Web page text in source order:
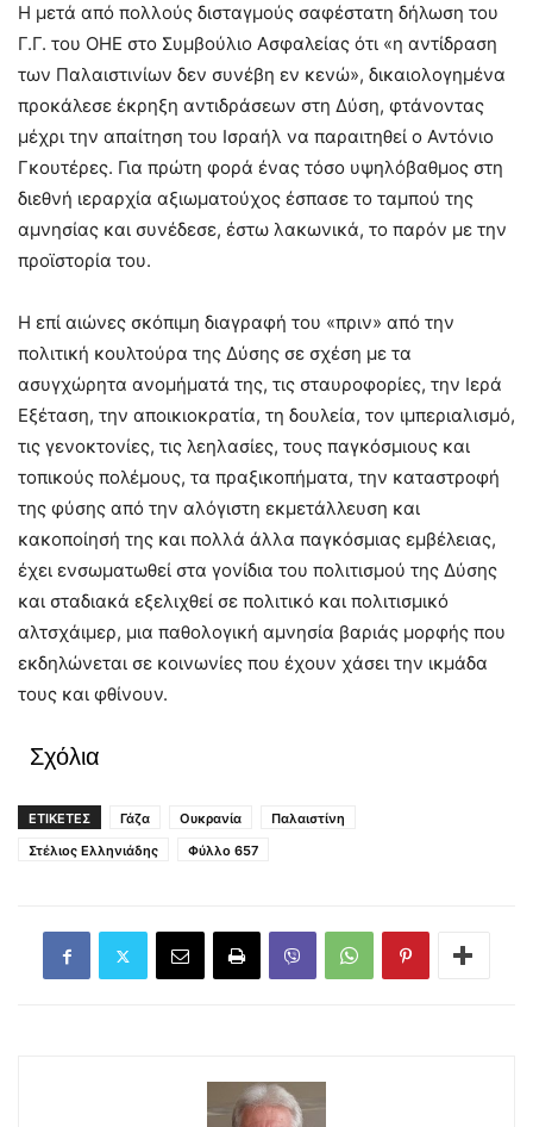
Η μετά από πολλούς δισταγμούς σαφέστατη δήλωση του
Γ.Γ. του ΟΗΕ στο Συμβούλιο Ασφαλείας ότι «η αντίδραση
των Παλαιστινίων δεν συνέβη εν κενώ», δικαιολογημένα
προκάλεσε έκρηξη αντιδράσεων στη Δύση, φτάνοντας
μέχρι την απαίτηση του Ισραήλ να παραιτηθεί ο Αντόνιο
Γκουτέρες. Για πρώτη φορά ένας τόσο υψηλόβαθμος στη
διεθνή ιεραρχία αξιωματούχος έσπασε το ταμπού της
αμνησίας και συνέδεσε, έστω λακωνικά, το παρόν με την
προϊστορία του.
Η επί αιώνες σκόπιμη διαγραφή του «πριν» από την
πολιτική κουλτούρα της Δύσης σε σχέση με τα
ασυγχώρητα ανομήματά της, τις σταυροφορίες, την Ιερά
Εξέταση, την αποικιοκρατία, τη δουλεία, τον ιμπεριαλισμό,
τις γενοκτονίες, τις λεηλασίες, τους παγκόσμιους και
τοπικούς πολέμους, τα πραξικοπήματα, την καταστροφή
της φύσης από την αλόγιστη εκμετάλλευση και
κακοποίησή της και πολλά άλλα παγκόσμιας εμβέλειας,
έχει ενσωματωθεί στα γονίδια του πολιτισμού της Δύσης
και σταδιακά εξελιχθεί σε πολιτικό και πολιτισμικό
αλτσχάιμερ, μια παθολογική αμνησία βαριάς μορφής που
εκδηλώνεται σε κοινωνίες που έχουν χάσει την ικμάδα
τους και φθίνουν.
Σχόλια
ΕΤΙΚΕΤΕΣ Γάζα Ουκρανία
Παλαιστίνη
Στέλιος Ελληνιάδης
Φύλλο 657